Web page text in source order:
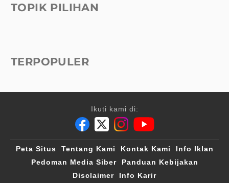
TOPIK PILIHAN
TERPOPULER
Ikuti kami di:
Peta Situs Tentang Kami Kontak Kami
Info Iklan
Pedoman Media Siber
Panduan Kebijakan
Disclaimer
Info Karir